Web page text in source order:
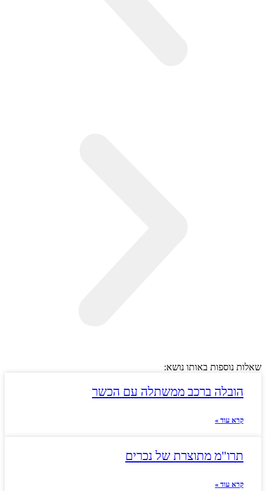
שאלות נוספות באותו נושא:
הובלה ברכב ממשתלה עם הכשר
קרא עוד »
תרו"מ מתוצרת של נכרים
קרא עוד »